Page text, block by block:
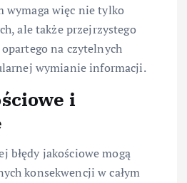
wymaga więc nie tylko
ale także przejrzystego
na czytelnych
wymianie informacji.
i
błędy jakościowe mogą
konsekwencji w całym